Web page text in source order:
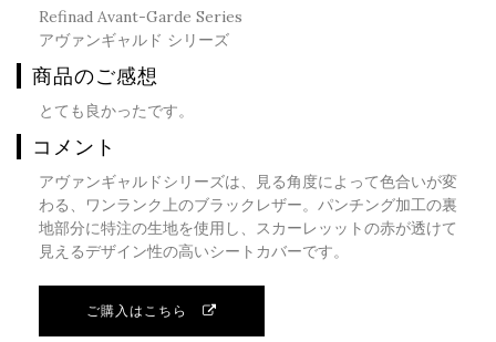
Refinad Avant-Garde Series
アヴァンギャルド シリーズ
商品のご感想
とても良かったです。
コメント
アヴァンギャルドシリーズは、見る角度によって色合いが変
わる、ワンランク上のブラックレザー。パンチング加工の裏
地部分に特注の生地を使用し、スカーレッットの赤が透けて
見えるデザイン性の高いシートカバーです。
ご購入はこちら